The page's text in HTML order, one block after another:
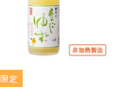
定